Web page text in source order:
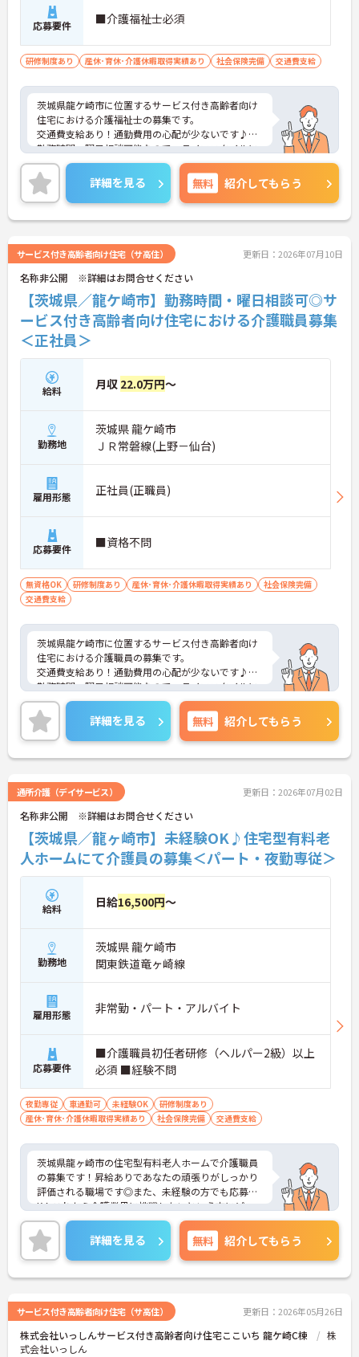
応募要件 ■介護福祉士必須
研修制度あり 産休･育休･介護休暇取得実績あり 社会保険完備 交通費支給
茨城県龍ケ崎市に位置するサービス付き高齢者向け
住宅における介護福祉士の募集です。
交通費支給あり！通勤費用の心配が少ないです♪
勤務時間・曜日相談可能なので、ライフスタイルに
合わせて働きやすい環境です◎
ご興味のある方には面接ポイントをお伝えしますの
で、お気軽にお問い合わせください！
詳細を見る 無料 紹介してもらう
サービス付き高齢者向け住宅（サ高住） 更新日：2026年07月10日
名称非公開 ※詳細はお問合せください
【茨城県／龍ケ崎市】勤務時間・曜日相談可◎サ
ービス付き高齢者向け住宅における介護職員募集
＜正社員＞
給料 月収 22.0万円～
勤務地
茨城県 龍ケ崎市
ＪＲ常磐線(上野－仙台)
雇用形態 正社員(正職員)
応募要件 ■資格不問
無資格OK 研修制度あり 産休･育休･介護休暇取得実績あり
社会保険完備
交通費支給
茨城県龍ケ崎市に位置するサービス付き高齢者向け
住宅における介護職員の募集です。
交通費支給あり！通勤費用の心配が少ないです♪
勤務時間・曜日相談可能なので、ライフスタイルに
合わせて働きやすい環境です◎
ご興味のある方には面接ポイントをお伝えしますの
で、お気軽にお問い合わせください！
詳細を見る 無料 紹介してもらう
通所介護（デイサービス） 更新日：2026年07月02日
名称非公開 ※詳細はお問合せください
【茨城県／龍ヶ崎市】未経験OK♪住宅型有料老
人ホームにて介護員の募集＜パート・夜勤専従＞
給料 日給16,500円～
勤務地
茨城県 龍ケ崎市
関東鉄道竜ヶ崎線
雇用形態 非常勤・パート・アルバイト
応募要件
■介護職員初任者研修（ヘルパー2級）以上
必須 ■経験不問
夜勤専従 車通勤可 未経験OK
研修制度あり
産休･育休･介護休暇取得実績あり
社会保険完備 交通費支給
茨城県龍ヶ崎市の住宅型有料老人ホームで介護職員
の募集です！昇給ありであなたの頑張りがしっかり
評価される職場です◎また、未経験の方でも応募O
K！これから介護業界に挑戦したいという方にピッ
タリの職場です♪ご興味のある方は面接ポイントを
お伝えしますので、お気軽にご相談ください！
詳細を見る 無料 紹介してもらう
サービス付き高齢者向け住宅（サ高住） 更新日：2026年05月26日
株式会社いっしんサービス付き高齢者向け住宅ここいち 龍ケ崎C棟
株
式会社いっしん